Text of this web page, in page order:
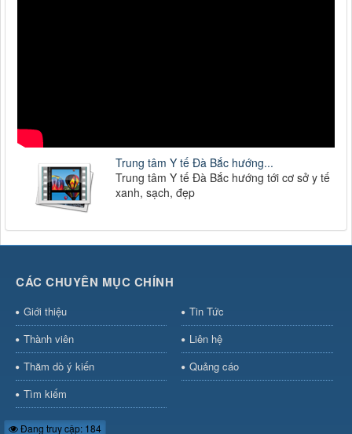
Trung tâm Y tế Đà Bắc hướng...
Trung tâm Y tế Đà Bắc hướng tới cơ sở y tế
xanh, sạch, đẹp
CÁC CHUYÊN MỤC CHÍNH
Giới thiệu
Tin Tức
Thành viên
Liên hệ
Thăm dò ý kiến
Quảng cáo
Tìm kiếm
Đang truy cập: 184